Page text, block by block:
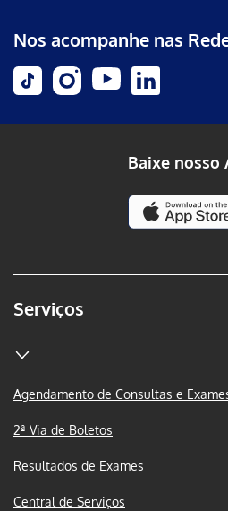
Nos acompanhe nas
Serviços
Agendamento de Consultas e
2ª Via de Boletos
Resultados de Exames
Central de Serviços
Baixe nosso